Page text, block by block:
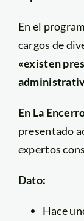
En el
cargos de
«existen
En La
presentado
expertos
Dato:
Hace